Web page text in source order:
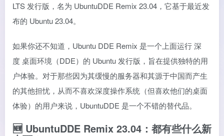
LTS 发行版，名为 UbuntuDDE Remix 23.04，它基于最近发
布的 Ubuntu 23.04。
如果你还不知道，Ubuntu DDE Remix 是一个上面运行深
度桌面环境（DDE）的 Ubuntu 发行版，旨在提供独特的用
户体验。对于那些因为其缓慢的服务器和其源于中国而产生
的其他担忧，从而不喜欢深度操作系统（但喜欢他们的桌面
体验）的用户来说，UbuntuDDE 是一个不错的替代品。
🆕 UbuntuDDE Remix 23.04：都有些什么新